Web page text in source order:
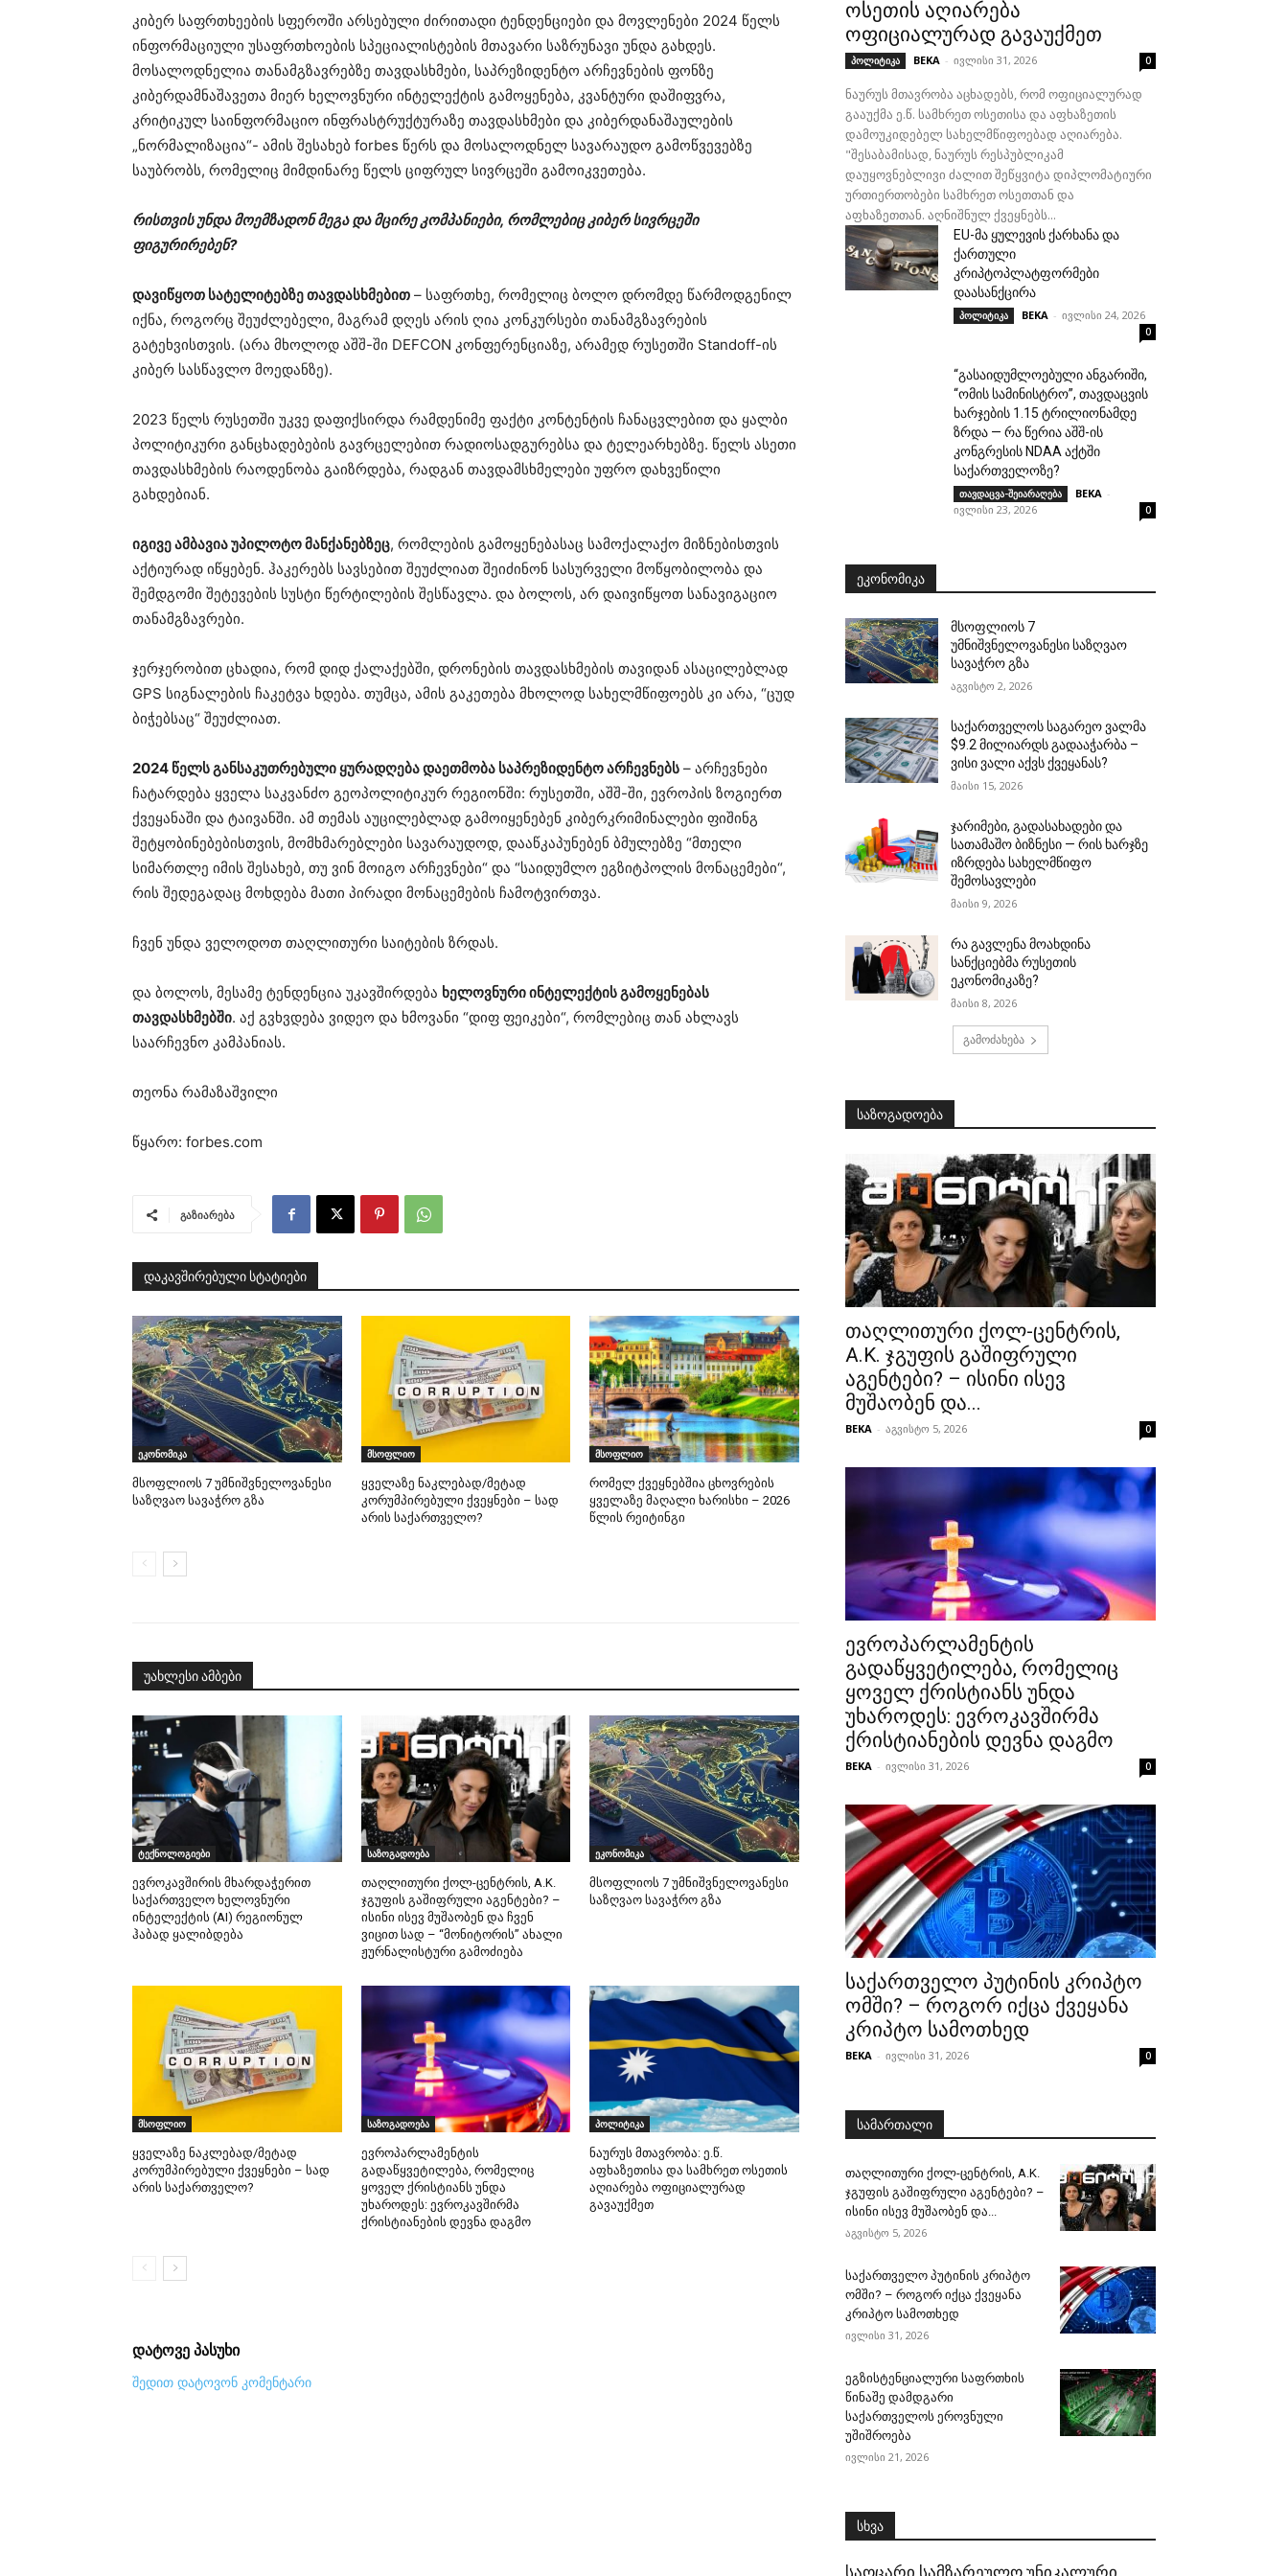
კიბერ საფრთხეების სფეროში არსებული ძირითადი ტენდენციები და მოვლენები 2024 წელს
ინფორმაციული უსაფრთხოების სპეციალისტების მთავარი საზრუნავი უნდა გახდეს.
მოსალოდნელია თანამგზავრებზე თავდასხმები, საპრეზიდენტო არჩევნების ფონზე
კიბერდამნაშავეთა მიერ ხელოვნური ინტელექტის გამოყენება, კვანტური დაშიფვრა,
კრიტიკულ საინფორმაციო ინფრასტრუქტურაზე თავდასხმები და კიბერდანაშაულების
„ნორმალიზაცია“- ამის შესახებ forbes წერს და მოსალოდნელ სავარაუდო გამოწვევებზე
საუბრობს, რომელიც მიმდინარე წელს ციფრულ სივრცეში გამოიკვეთება.
რისთვის უნდა მოემზადონ მეგა და მცირე კომპანიები, რომლებიც კიბერ სივრცეში
ფიგურირებენ?
დავიწყოთ სატელიტებზე თავდასხმებით – საფრთხე, რომელიც ბოლო დრომდე წარმოდგენილ
იქნა, როგორც შეუძლებელი, მაგრამ დღეს არის ღია კონკურსები თანამგზავრების
გატეხვისთვის. (არა მხოლოდ აშშ-ში DEFCON კონფერენციაზე, არამედ რუსეთში Standoff-ის
კიბერ სასწავლო მოედანზე).
2023 წელს რუსეთში უკვე დაფიქსირდა რამდენიმე ფაქტი კონტენტის ჩანაცვლებით და ყალბი
პოლიტიკური განცხადებების გავრცელებით რადიოსადგურებსა და ტელეარხებზე. წელს ასეთი
თავდასხმების რაოდენობა გაიზრდება, რადგან თავდამსხმელები უფრო დახვეწილი
გახდებიან.
იგივე ამბავია უპილოტო მანქანებზეც, რომლების გამოყენებასაც სამოქალაქო მიზნებისთვის
აქტიურად იწყებენ. ჰაკერებს სავსებით შეუძლიათ შეიძინონ სასურველი მოწყობილობა და
შემდგომი შეტევების სუსტი წერტილების შესწავლა. და ბოლოს, არ დაივიწყოთ სანავიგაციო
თანამგზავრები.
ჯერჯერობით ცხადია, რომ დიდ ქალაქებში, დრონების თავდასხმების თავიდან ასაცილებლად
GPS სიგნალების ჩაკეტვა ხდება. თუმცა, ამის გაკეთება მხოლოდ სახელმწიფოებს კი არა, “ცუდ
ბიჭებსაც“ შეუძლიათ.
2024 წელს განსაკუთრებული ყურადღება დაეთმობა საპრეზიდენტო არჩევნებს – არჩევნები
ჩატარდება ყველა საკვანძო გეოპოლიტიკურ რეგიონში: რუსეთში, აშშ-ში, ევროპის ზოგიერთ
ქვეყანაში და ტაივანში. ამ თემას აუცილებლად გამოიყენებენ კიბერკრიმინალები ფიშინგ
შეტყობინებებისთვის, მომხმარებლები სავარაუდოდ, დააწკაპუნებენ ბმულებზე “მთელი
სიმართლე იმის შესახებ, თუ ვინ მოიგო არჩევნები“ და “საიდუმლო ეგზიტპოლის მონაცემები“,
რის შედეგადაც მოხდება მათი პირადი მონაცემების ჩამოტვირთვა.
ჩვენ უნდა ველოდოთ თაღლითური საიტების ზრდას.
და ბოლოს, მესამე ტენდენცია უკავშირდება ხელოვნური ინტელექტის გამოყენებას
თავდასხმებში. აქ გვხვდება ვიდეო და ხმოვანი “დიფ ფეიკები“, რომლებიც თან ახლავს
საარჩევნო კამპანიას.
თეონა რამაზაშვილი
წყარო: forbes.com
გაზიარება
დაკავშირებული სტატიები
ეკონომიკა
მსოფლიოს 7 უმნიშვნელოვანესი
საზღვაო სავაჭრო გზა
მსოფლიო
ყველაზე ნაკლებად/მეტად
კორუმპირებული ქვეყნები – სად
არის საქართველო?
მსოფლიო
რომელ ქვეყნებშია ცხოვრების
ყველაზე მაღალი ხარისხი – 2026
წლის რეიტინგი
უახლესი ამბები
ტექნოლოგიები
ევროკავშირის მხარდაჭერით
საქართველო ხელოვნური
ინტელექტის (AI) რეგიონულ
ჰაბად ყალიბდება
საზოგადოება
თაღლითური ქოლ-ცენტრის, A.K.
ჯგუფის გაშიფრული აგენტები? –
ისინი ისევ მუშაობენ და ჩვენ
ვიცით სად – “მონიტორის” ახალი
ჟურნალისტური გამოძიება
ეკონომიკა
მსოფლიოს 7 უმნიშვნელოვანესი
საზღვაო სავაჭრო გზა
მსოფლიო
ყველაზე ნაკლებად/მეტად
კორუმპირებული ქვეყნები – სად
არის საქართველო?
საზოგადოება
ევროპარლამენტის
გადაწყვეტილება, რომელიც
ყოველ ქრისტიანს უნდა
უხაროდეს: ევროკავშირმა
ქრისტიანების დევნა დაგმო
პოლიტიკა
ნაურუს მთავრობა: ე.წ.
აფხაზეთისა და სამხრეთ ოსეთის
აღიარება ოფიციალურად
გავაუქმეთ
დატოვე პასუხი
შედით დატოვონ კომენტარი
ოსეთის აღიარება
ოფიციალურად გავაუქმეთ
პოლიტიკა BEKA - ივლისი 31, 2026 0
ნაურუს მთავრობა აცხადებს, რომ ოფიციალურად
გააუქმა ე.წ. სამხრეთ ოსეთისა და აფხაზეთის
დამოუკიდებელ სახელმწიფოებად აღიარება.
"შესაბამისად, ნაურუს რესპუბლიკამ
დაუყოვნებლივი ძალით შეწყვიტა დიპლომატიური
ურთიერთობები სამხრეთ ოსეთთან და
აფხაზეთთან. აღნიშნულ ქვეყნებს...
EU-მა ყულევის ქარხანა და
ქართული
კრიპტოპლატფორმები
დაასანქცირა
პოლიტიკა BEKA - ივლისი 24, 2026
0
“გასაიდუმლოებული ანგარიში,
“ომის სამინისტრო”, თავდაცვის
ხარჯების 1.15 ტრილიონამდე
ზრდა — რა წერია აშშ-ის
კონგრესის NDAA აქტში
საქართველოზე?
თავდაცვა-შეიარაღება BEKA -
ივლისი 23, 2026
0
ᲔᲙᲝᲜᲝᲛᲘᲙᲐ
მსოფლიოს 7
უმნიშვნელოვანესი საზღვაო
სავაჭრო გზა
აგვისტო 2, 2026
საქართველოს საგარეო ვალმა
$9.2 მილიარდს გადააჭარბა –
ვისი ვალი აქვს ქვეყანას?
მაისი 15, 2026
ჯარიმები, გადასახადები და
სათამაშო ბიზნესი — რის ხარჯზე
იზრდება სახელმწიფო
შემოსავლები
მაისი 9, 2026
რა გავლენა მოახდინა
სანქციებმა რუსეთის
ეკონომიკაზე?
მაისი 8, 2026
გამოძახება
საზოგადოება
თაღლითური ქოლ-ცენტრის,
A.K. ჯგუფის გაშიფრული
აგენტები? – ისინი ისევ
მუშაობენ და...
BEKA - აგვისტო 5, 2026 0
ევროპარლამენტის
გადაწყვეტილება, რომელიც
ყოველ ქრისტიანს უნდა
უხაროდეს: ევროკავშირმა
ქრისტიანების დევნა დაგმო
BEKA - ივლისი 31, 2026 0
საქართველო პუტინის კრიპტო
ომში? – როგორ იქცა ქვეყანა
კრიპტო სამოთხედ
BEKA - ივლისი 31, 2026 0
სამართალი
თაღლითური ქოლ-ცენტრის, A.K.
ჯგუფის გაშიფრული აგენტები? –
ისინი ისევ მუშაობენ და...
აგვისტო 5, 2026
საქართველო პუტინის კრიპტო
ომში? – როგორ იქცა ქვეყანა
კრიპტო სამოთხედ
ივლისი 31, 2026
ეგზისტენციალური საფრთხის
წინაშე დამდგარი
საქართველოს ეროვნული
უშიშროება
ივლისი 21, 2026
სხვა